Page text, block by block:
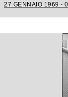
27 GENNAIO 1969 -